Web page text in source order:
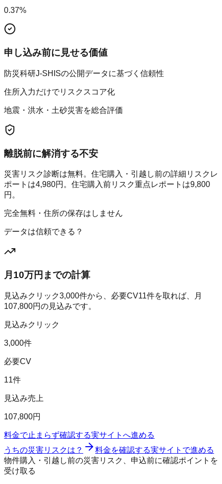
0.37%
申し込み前に見せる価値
防災科研J-SHISの公開データに基づく信頼性
住所入力だけでリスクスコア化
地震・洪水・土砂災害を総合評価
離脱前に解消する不安
災害リスク診断は無料。住宅購入・引越し前の詳細リスクレ
ポートは4,980円。住宅購入前リスク重点レポートは9,800
円。
完全無料・住所の保存はしません
データは信頼できる？
月10万円までの計算
見込みクリック3,000件から、必要CV11件を取れば、月
107,800円の見込みです。
見込みクリック
3,000件
必要CV
11件
見込み売上
107,800円
料金で止まらず確認する実サイトへ進める
うちの災害リスクは？
料金を確認する実サイトで進める
物件購入・引越し前の災害リスク、申込前に確認ポイントを
受け取る